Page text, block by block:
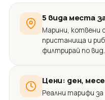
5 вида места
Марини, котвени
пристанища и
филтрирай по вид.
Цени: ден,
Реални тарифи